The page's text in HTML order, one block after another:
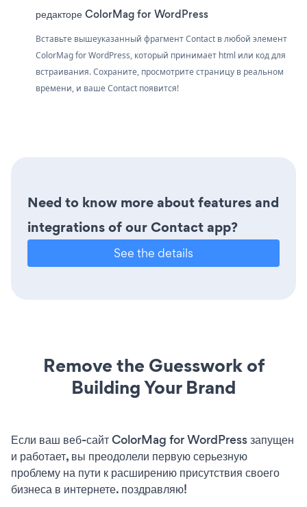
редакторе ColorMag for WordPress
Вставьте вышеуказанный фрагмент Contact в любой элемент
ColorMag for WordPress, который принимает html или код для
встраивания. Сохраните, просмотрите страницу в реальном
времени, и ваше Contact появится!
Need to know more about features and
integrations of our Contact app?
See the details
Remove the Guesswork of
Building Your Brand
Если ваш веб-сайт ColorMag for WordPress запущен
и работает, вы преодолели первую серьезную
проблему на пути к расширению присутствия своего
бизнеса в интернете. поздравляю!